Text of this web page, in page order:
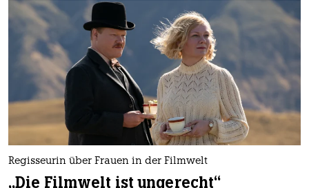
Regisseurin über Frauen in der Filmwelt
„Die Filmwelt ist ungerecht“